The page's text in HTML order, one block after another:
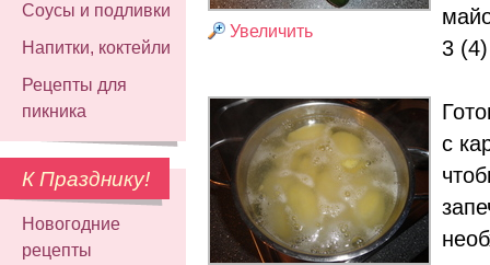
Соусы и подливки
Напитки, коктейли
Рецепты для
пикника
К Празднику!
Новогодние
рецепты
Увеличить
3 (4)
с